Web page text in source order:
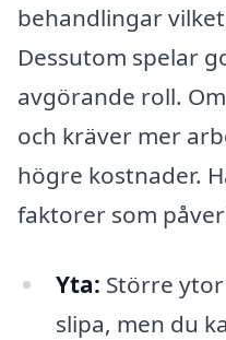
behandlingar
Dessutom spelar
avgörande roll.
och kräver mer
högre kostnader.
faktorer som
Yta: Större
slipa, men du